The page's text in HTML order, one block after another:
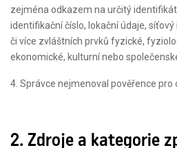
zejména odkazem na určitý
identifikační číslo, lokační údaje,
či více zvláštních prvků fyzické,
ekonomické, kulturní nebo
4. Správce nejmenoval pověřence pro
2. Zdroje a kategorie